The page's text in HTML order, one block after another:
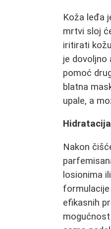
Koža leđa
mrtvi sloj
iritirati
je dovoljno
pomoć
blatna
upale, a
Nakon
losionima
formulacije
efikasnih